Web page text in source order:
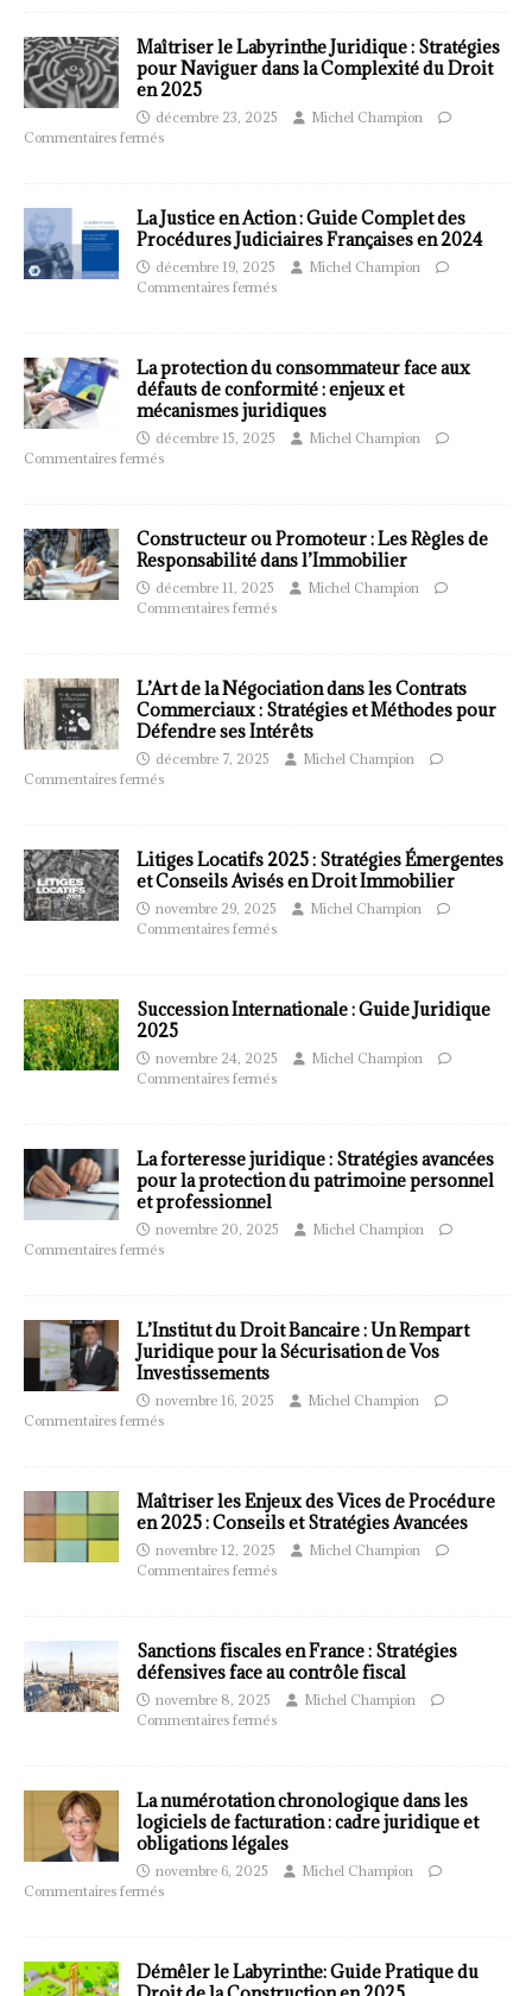
Maîtriser le Labyrinthe Juridique : Stratégies
pour Naviguer dans la Complexité du Droit
en 2025
décembre 23, 2025
Michel Champion
Commentaires fermés
La Justice en Action : Guide Complet des
Procédures Judiciaires Françaises en 2024
décembre 19, 2025
Michel Champion
Commentaires fermés
La protection du consommateur face aux
défauts de conformité : enjeux et
mécanismes juridiques
décembre 15, 2025
Michel Champion
Commentaires fermés
Constructeur ou Promoteur : Les Règles de
Responsabilité dans l’Immobilier
décembre 11, 2025
Michel Champion
Commentaires fermés
L’Art de la Négociation dans les Contrats
Commerciaux : Stratégies et Méthodes pour
Défendre ses Intérêts
décembre 7, 2025
Michel Champion
Commentaires fermés
Litiges Locatifs 2025 : Stratégies Émergentes
et Conseils Avisés en Droit Immobilier
novembre 29, 2025
Michel Champion
Commentaires fermés
Succession Internationale : Guide Juridique
2025
novembre 24, 2025
Michel Champion
Commentaires fermés
La forteresse juridique : Stratégies avancées
pour la protection du patrimoine personnel
et professionnel
novembre 20, 2025
Michel Champion
Commentaires fermés
L’Institut du Droit Bancaire : Un Rempart
Juridique pour la Sécurisation de Vos
Investissements
novembre 16, 2025
Michel Champion
Commentaires fermés
Maîtriser les Enjeux des Vices de Procédure
en 2025 : Conseils et Stratégies Avancées
novembre 12, 2025
Michel Champion
Commentaires fermés
Sanctions fiscales en France : Stratégies
défensives face au contrôle fiscal
novembre 8, 2025
Michel Champion
Commentaires fermés
La numérotation chronologique dans les
logiciels de facturation : cadre juridique et
obligations légales
novembre 6, 2025
Michel Champion
Commentaires fermés
Démêler le Labyrinthe: Guide Pratique du